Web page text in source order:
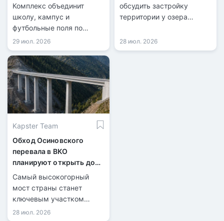
Комплекс объединит
школу, кампус и
футбольные поля по
стандартам FIFA.
29 июл. 2026
обсудить застройку
территории у озера
28 июл. 2026
Kapster Team
Обход Осиновского
перевала в ВКО
планируют открыть до
конца 2026 года
Самый высокогорный
мост страны станет
ключевым участком
новой трассы.
28 июл. 2026